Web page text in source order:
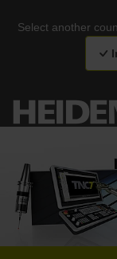
Select another